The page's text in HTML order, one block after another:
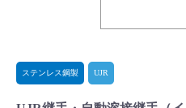
よくあるご質問(FAQ)・用
ステンレス鋼製 UJR